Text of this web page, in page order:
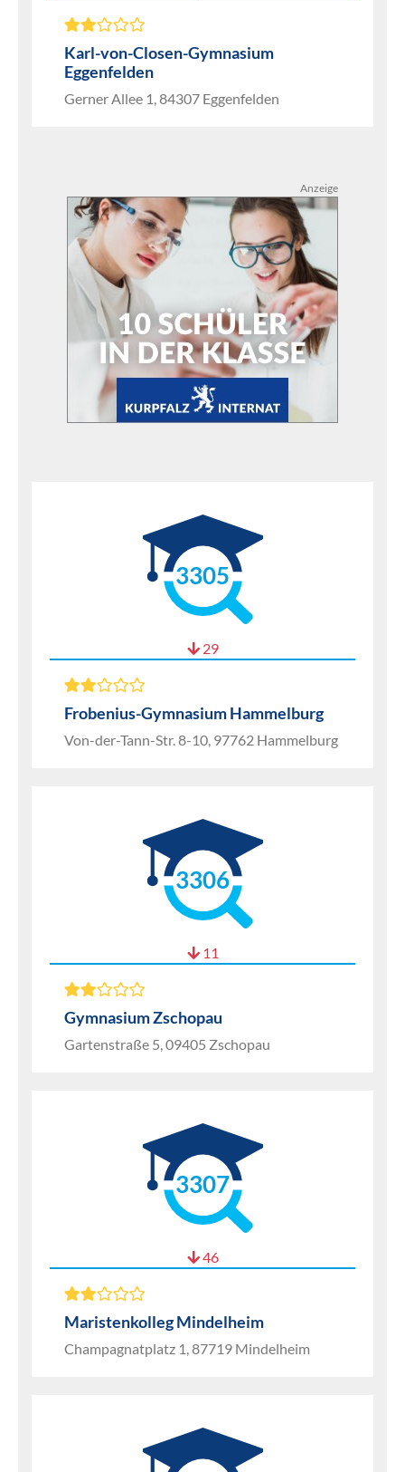
Karl-von-Closen-Gymnasium
Eggenfelden
Gerner Allee 1, 84307 Eggenfelden
Anzeige
3305
29
Frobenius-Gymnasium Hammelburg
Von-der-Tann-Str. 8-10, 97762 Hammelburg
3306
11
Gymnasium Zschopau
Gartenstraße 5, 09405 Zschopau
3307
46
Maristenkolleg Mindelheim
Champagnatplatz 1, 87719 Mindelheim